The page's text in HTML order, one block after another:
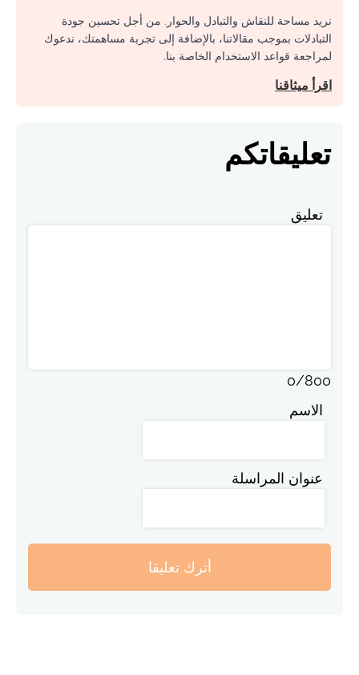
نريد مساحة للنقاش والتبادل والحوار. من أجل تحسين جودة
التبادلات بموجب مقالاتنا، بالإضافة إلى تجربة مساهمتك، ندعوك
لمراجعة قواعد الاستخدام الخاصة بنا.
اقرأ ميثاقنا
تعليقاتكم
تعليق
0/800
الاسم
عنوان المراسلة
أترك تعليقا